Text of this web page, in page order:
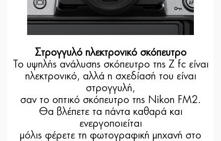
Στρογγυλό ηλεκτρονικό σκόπευτρο
Το υψηλής ανάλυσης σκόπευτρο της Z fc είναι
ηλεκτρονικό, αλλά η σχεδίασή του είναι
στρογγυλή,
σαν το οπτικό σκόπευτρο της Nikon FM2.
Θα βλέπετε τα πάντα καθαρά και
ενεργοποιείται
μόλις φέρετε τη φωτογραφική μηχανή στο